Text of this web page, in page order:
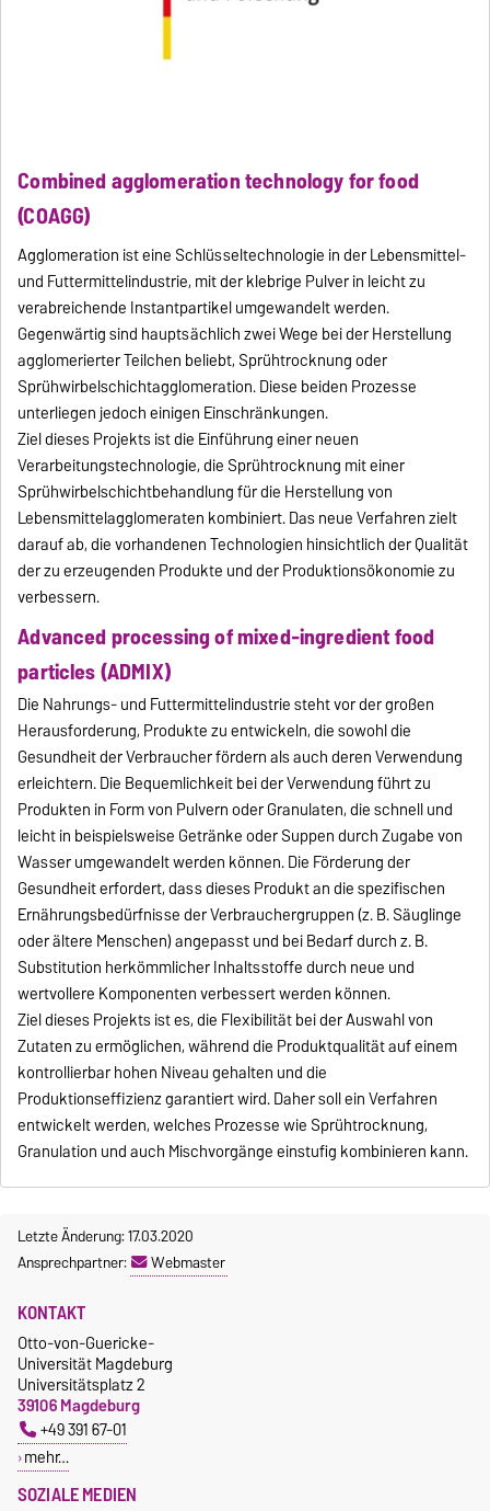
Combined agglomeration technology for food
(COAGG)
Agglomeration ist eine Schlüsseltechnologie in der Lebensmittel-
und Futtermittelindustrie, mit der klebrige Pulver in leicht zu
verabreichende Instantpartikel umgewandelt werden.
Gegenwärtig sind hauptsächlich zwei Wege bei der Herstellung
agglomerierter Teilchen beliebt, Sprühtrocknung oder
Sprühwirbelschichtagglomeration. Diese beiden Prozesse
unterliegen jedoch einigen Einschränkungen.
Ziel dieses Projekts ist die Einführung einer neuen
Verarbeitungstechnologie, die Sprühtrocknung mit einer
Sprühwirbelschichtbehandlung für die Herstellung von
Lebensmittelagglomeraten kombiniert. Das neue Verfahren zielt
darauf ab, die vorhandenen Technologien hinsichtlich der Qualität
der zu erzeugenden Produkte und der Produktionsökonomie zu
verbessern.
Advanced processing of mixed-ingredient food
particles (ADMIX)
Die Nahrungs- und Futtermittelindustrie steht vor der großen
Herausforderung, Produkte zu entwickeln, die sowohl die
Gesundheit der Verbraucher fördern als auch deren Verwendung
erleichtern. Die Bequemlichkeit bei der Verwendung führt zu
Produkten in Form von Pulvern oder Granulaten, die schnell und
leicht in beispielsweise Getränke oder Suppen durch Zugabe von
Wasser umgewandelt werden können. Die Förderung der
Gesundheit erfordert, dass dieses Produkt an die spezifischen
Ernährungsbedürfnisse der Verbrauchergruppen (z. B. Säuglinge
oder ältere Menschen) angepasst und bei Bedarf durch z. B.
Substitution herkömmlicher Inhaltsstoffe durch neue und
wertvollere Komponenten verbessert werden können.
Ziel dieses Projekts ist es, die Flexibilität bei der Auswahl von
Zutaten zu ermöglichen, während die Produktqualität auf einem
kontrollierbar hohen Niveau gehalten und die
Produktionseffizienz garantiert wird. Daher soll ein Verfahren
entwickelt werden, welches Prozesse wie Sprühtrocknung,
Granulation und auch Mischvorgänge einstufig kombinieren kann.
Letzte Änderung: 17.03.2020
Ansprechpartner:
Webmaster
SOZIALE MEDIEN
KONTAKT
Otto-von-Guericke-
Universität Magdeburg
Universitätsplatz 2
39106 Magdeburg
+49 391 67-01
mehr…